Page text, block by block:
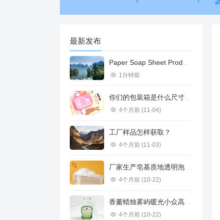
最新发布
Paper Soap Sheet Product Introduction
1分钟前
你们的包装箱是什么尺寸的？可容纳多少盒纸香皂？纸香皂多重？
4个月前 (11-04)
工厂样品怎样获取？
4个月前 (11-03)
厂家生产皂基质地透明泡沫丰富供应不同规格承接订单跨境推荐
4个月前 (10-22)
香薰蜡烛雾屿暖光小众高级感香氛浪漫高级礼物家用香薰雪松香味道
4个月前 (10-22)